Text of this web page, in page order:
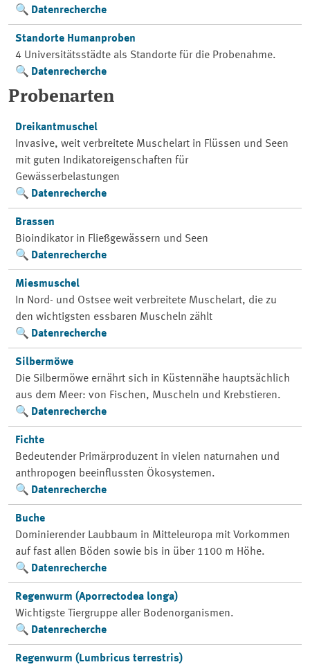
Datenrecherche
Standorte Humanproben
4 Universitätsstädte als Standorte für die Probenahme.
Datenrecherche
Probenarten
Dreikantmuschel
Invasive, weit verbreitete Muschelart in Flüssen und Seen
mit guten Indikatoreigenschaften für
Gewässerbelastungen
Datenrecherche
Brassen
Bioindikator in Fließgewässern und Seen
Datenrecherche
Miesmuschel
In Nord- und Ostsee weit verbreitete Muschelart, die zu
den wichtigsten essbaren Muscheln zählt
Datenrecherche
Silbermöwe
Die Silbermöwe ernährt sich in Küstennähe hauptsächlich
aus dem Meer: von Fischen, Muscheln und Krebstieren.
Datenrecherche
Fichte
Bedeutender Primärproduzent in vielen naturnahen und
anthropogen beeinflussten Ökosystemen.
Datenrecherche
Buche
Dominierender Laubbaum in Mitteleuropa mit Vorkommen
auf fast allen Böden sowie bis in über 1100 m Höhe.
Datenrecherche
Regenwurm (Aporrectodea longa)
Wichtigste Tiergruppe aller Bodenorganismen.
Datenrecherche
Regenwurm (Lumbricus terrestris)